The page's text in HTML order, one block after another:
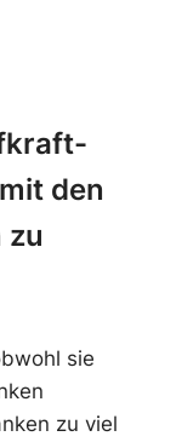
den
zu
sie
zu viel